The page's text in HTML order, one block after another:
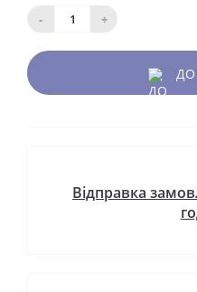
-
+
Відправка